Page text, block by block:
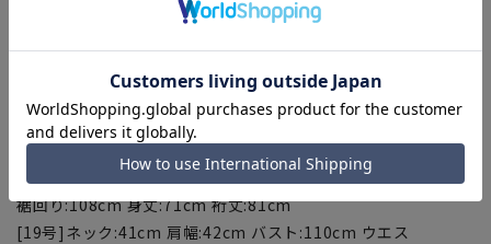
[11号]ネック:37cm 肩幅:38cm バスト:97cm ウエスト:87cm
裾回り:102cm 身丈:69cm 裄丈:79cm
[15号]ネック:39cm 肩幅:39cm バスト:104cm ウエスト:95cm
裾回り:105cm 身丈:70cm 裄丈:80cm
[17号]ネック:40cm 肩幅:41cm バスト:107cm ウエスト:98cm
裾回り:108cm 身丈:71cm 裄丈:81cm
[19号]ネック:41cm 肩幅:42cm バスト:110cm ウエス